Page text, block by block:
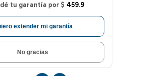
tu garantía por $ 459.9
extender mi garantía
No gracias